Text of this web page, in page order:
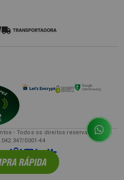
RÁPIDA
- Todos os direitos reservados
0001-44